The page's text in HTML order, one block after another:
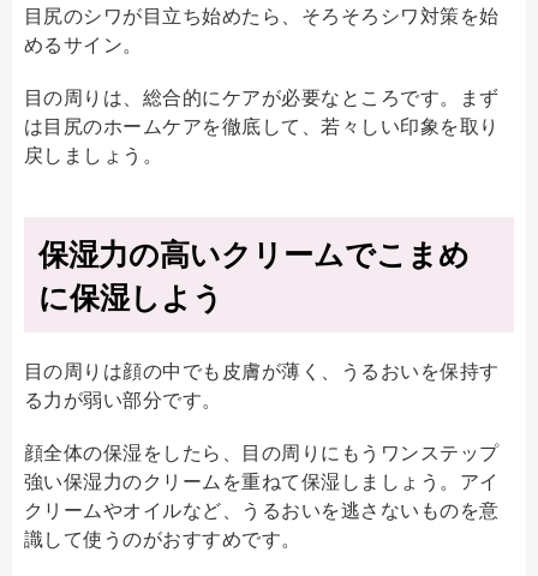
目尻のシワが目立ち始めたら、そろそろシワ対策を始
めるサイン。
目の周りは、総合的にケアが必要なところです。まず
は目尻のホームケアを徹底して、若々しい印象を取り
戻しましょう。
保湿力の高いクリームでこまめ
に保湿しよう
目の周りは顔の中でも皮膚が薄く、うるおいを保持す
る力が弱い部分です。
顔全体の保湿をしたら、目の周りにもうワンステップ
強い保湿力のクリームを重ねて保湿しましょう。アイ
クリームやオイルなど、うるおいを逃さないものを意
識して使うのがおすすめです。